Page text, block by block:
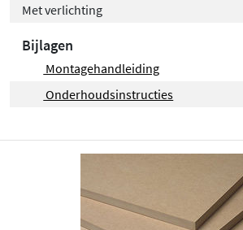
Met verlichting
Bijlagen
Montagehandleiding
Onderhoudsinstructies